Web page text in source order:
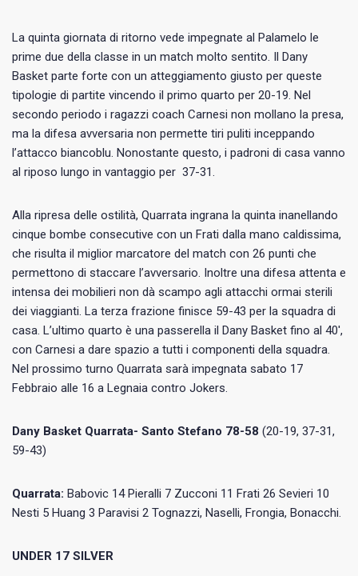
La quinta giornata di ritorno vede impegnate al Palamelo le
prime due della classe in un match molto sentito. Il Dany
Basket parte forte con un atteggiamento giusto per queste
tipologie di partite vincendo il primo quarto per 20-19. Nel
secondo periodo i ragazzi coach Carnesi non mollano la presa,
ma la difesa avversaria non permette tiri puliti inceppando
l’attacco biancoblu. Nonostante questo, i padroni di casa vanno
al riposo lungo in vantaggio per 37-31.
Alla ripresa delle ostilità, Quarrata ingrana la quinta inanellando
cinque bombe consecutive con un Frati dalla mano caldissima,
che risulta il miglior marcatore del match con 26 punti che
permettono di staccare l’avversario. Inoltre una difesa attenta e
intensa dei mobilieri non dà scampo agli attacchi ormai sterili
dei viaggianti. La terza frazione finisce 59-43 per la squadra di
casa. L’ultimo quarto è una passerella il Dany Basket fino al 40′,
con Carnesi a dare spazio a tutti i componenti della squadra.
Nel prossimo turno Quarrata sarà impegnata sabato 17
Febbraio alle 16 a Legnaia contro Jokers.
Dany Basket Quarrata- Santo Stefano 78-58 (20-19, 37-31,
59-43)
Quarrata: Babovic 14 Pieralli 7 Zucconi 11 Frati 26 Sevieri 10
Nesti 5 Huang 3 Paravisi 2 Tognazzi, Naselli, Frongia, Bonacchi.
UNDER 17 SILVER